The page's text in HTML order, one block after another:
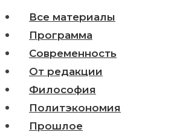
Все материалы
Программа
Современность
От редакции
Философия
Политэкономия
Прошлое